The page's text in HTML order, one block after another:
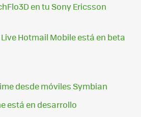
en tu Sony Ericsson
Hotmail Mobile está en beta
desde móviles Symbian
está en desarrollo